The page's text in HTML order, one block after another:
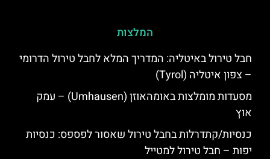
המלצות
חבל טירול באיטליה: המדריך המלא לחבל טירול הדרומי
– צפון איטליה (Tyrol)
מסעדות מומלצות באומהאוזן (Umhausen) – עמק
אוץ
כנסיות/קתדרלות בחבל טירול שאסור לפספס: כנסיות
יפות – חבל טירול למטייל